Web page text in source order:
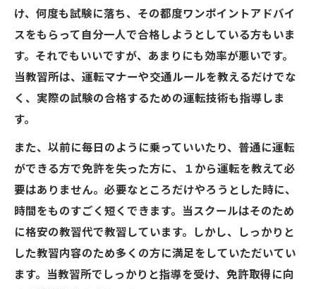
け、何度も試験に落ち、その都度ワンポイントアドバイ
スをもらって自分一人で合格しようとしている方もいま
す。それでもいいですが、あまりにも効率が悪いです。
当教習所は、運転マナーや交通ルールを教えるだけでな
く、実際の試験の合格するための運転技術も指導しま
す。
また、以前に毎日のように乗っていいたり、普通に運転
ができる方で免許を失った方に、１から運転を教えて必
要はありません。必要なところだけやろうとした時に、
時間をものすごく短くできます。当スクールはそのため
に格安の教習代で教習しています。しかし、しっかりと
した教習内容のため多くの方に満足をしていただいてい
ます。当教習所でしっかりと指導を受け、免許取得に向